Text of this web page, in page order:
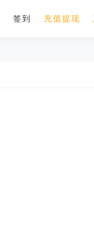
签到 充值提现